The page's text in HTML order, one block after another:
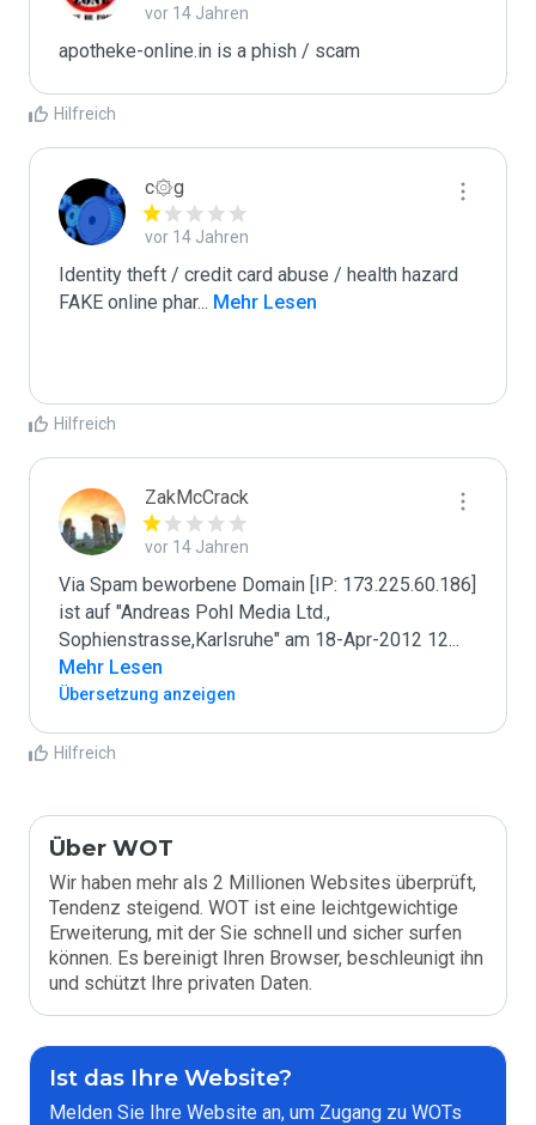
vor 14 Jahren
apotheke-online.in is a phish / scam
Hilfreich
c۞g
vor 14 Jahren
Identity theft / credit card abuse / health hazard
FAKE online phar... Mehr Lesen
Hilfreich
ZakMcCrack
vor 14 Jahren
Via Spam beworbene Domain [IP: 173.225.60.186]
ist auf "Andreas Pohl Media Ltd.,
Sophienstrasse,Karlsruhe" am 18-Apr-2012 12...
Mehr Lesen
Übersetzung anzeigen
Hilfreich
Über WOT
Wir haben mehr als 2 Millionen Websites überprüft,
Tendenz steigend. WOT ist eine leichtgewichtige
Erweiterung, mit der Sie schnell und sicher surfen
können. Es bereinigt Ihren Browser, beschleunigt ihn
und schützt Ihre privaten Daten.
Ist das Ihre Website?
Melden Sie Ihre Website an, um Zugang zu WOTs